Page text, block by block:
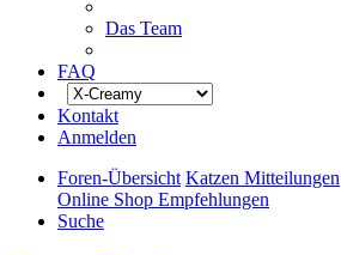
Das Team
FAQ
Kontakt
Anmelden
Foren-Übersicht Katzen Mitteilungen
Online Shop Empfehlungen
Suche